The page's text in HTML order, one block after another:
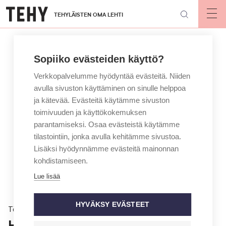
Hyppää
pääsisältöön
TEHYLÄISTEN OMA LEHTI
Töissä
Sopiiko evästeiden käyttö?
Verkkopalvelumme hyödyntää evästeitä. Niiden
avulla sivuston käyttäminen on sinulle helppoa
ja kätevää. Evästeitä käytämme sivuston
toimivuuden ja käyttökokemuksen
parantamiseksi. Osaa evästeistä käytämme
tilastointiin, jonka avulla kehitämme sivustoa.
Lisäksi hyödynnämme evästeitä mainonnan
kohdistamiseen.
Lue lisää
HYVÄKSY EVÄSTEET